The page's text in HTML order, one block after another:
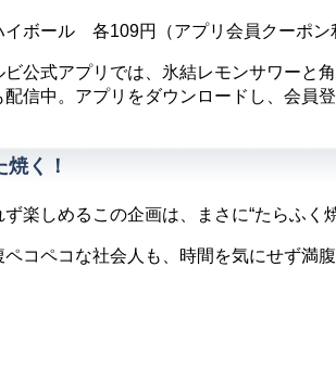
ボール 各109円（アプリ会員クーポン
公式アプリでは、氷結レモンサワーと
信中。アプリをダウンロードし、会員
く！
楽しめるこの企画は、まさに“たらふく
コペコな社会人も、時間を気にせず満